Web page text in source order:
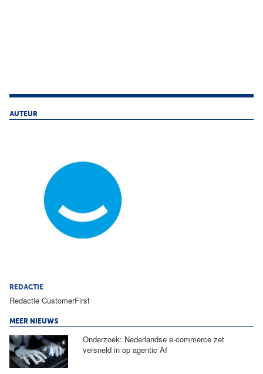
AUTEUR
REDACTIE
Redactie CustomerFirst
MEER NIEUWS
Onderzoek: Nederlandse e-commerce zet
versneld in op agentic AI